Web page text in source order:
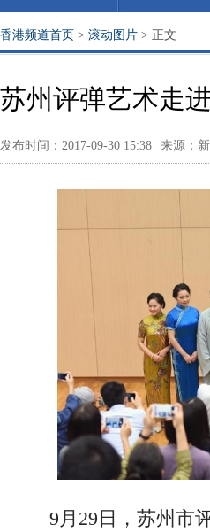
香港频道首页 > 滚动图片 > 正文
苏州评弹艺术走
发布时间：2017-09-30 15:38 来源：
9月29日，苏州市评